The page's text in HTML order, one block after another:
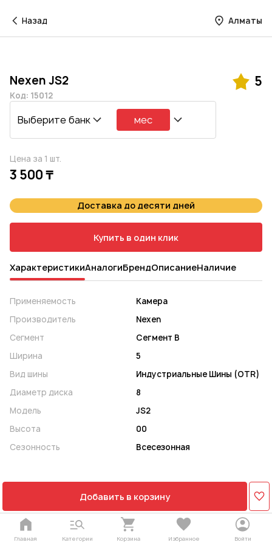
Назад Алматы
Nexen JS2 5
Код: 15012
Выберите банк мес
Цена за 1 шт.
3 500 ₸
Доставка до десяти дней
Купить в один клик
ХарактеристикиАналогиБрендОписаниеНаличие
Применяемость
Камера
Производитель
Nexen
Сегмент
Сегмент B
Ширина
5
Вид шины
Индустриальные Шины (OTR)
Диаметр диска
8
Модель
JS2
Высота
00
Сезонность
Всесезонная
Добавить в корзину
Главная Категории Корзина Избранное Войти